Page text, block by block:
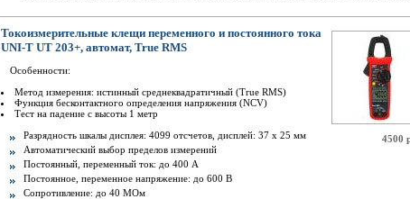
4500
Токоизмерительные клещи переменного и постоянного тока
UNI-T UT 203+, автомат, True RMS
Особенности:
Метод измерения: истинный среднеквадратичный (True RMS)
Функция бесконтактного определения напряжения (NCV)
Тест на падение с высоты 1 метр
Разрядность шкалы дисплея: 4099 отсчетов, дисплей: 37 х 25 мм
Автоматический выбор пределов измерений
Постоянный, переменный ток: до 400 А
Постоянное, переменное напряжение: до 600 В
Сопротивление: до 40 МОм